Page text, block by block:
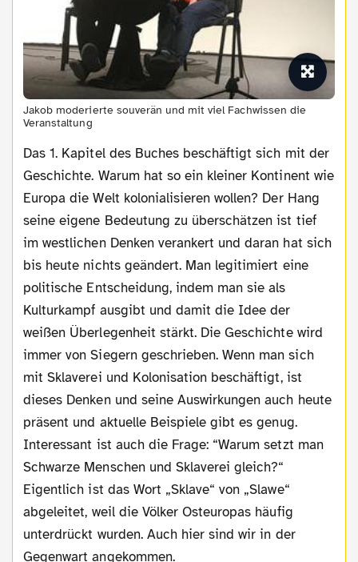
Jakob moderierte souverän und mit viel Fachwissen die
Veranstaltung
Das 1. Kapitel des Buches beschäftigt sich mit der
Geschichte. Warum hat so ein kleiner Kontinent wie
Europa die Welt kolonialisieren wollen? Der Hang
seine eigene Bedeutung zu überschätzen ist tief
im westlichen Denken verankert und daran hat sich
bis heute nichts geändert. Man legitimiert eine
politische Entscheidung, indem man sie als
Kulturkampf ausgibt und damit die Idee der
weißen Überlegenheit stärkt. Die Geschichte wird
immer von Siegern geschrieben. Wenn man sich
mit Sklaverei und Kolonisation beschäftigt, ist
dieses Denken und seine Auswirkungen auch heute
präsent und aktuelle Beispiele gibt es genug.
Interessant ist auch die Frage: “Warum setzt man
Schwarze Menschen und Sklaverei gleich?“
Eigentlich ist das Wort „Sklave“ von „Slawe“
abgeleitet, weil die Völker Osteuropas häufig
unterdrückt wurden. Auch hier sind wir in der
Gegenwart angekommen.